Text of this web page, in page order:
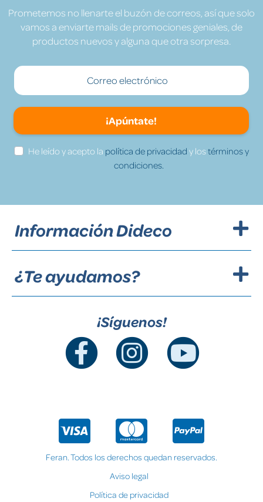
Prometemos no llenarte el buzón de correos, así que solo
vamos a enviarte mails de promociones geniales, de
productos nuevos y alguna que otra sorpresa.
¡Apúntate!
He leído y acepto la política de privacidad y lostérminos y
condiciones.
Información Dideco
¿Te ayudamos?
¡Síguenos!
Feran. Todos los derechos quedan reservados.
Aviso legal
Política de privacidad